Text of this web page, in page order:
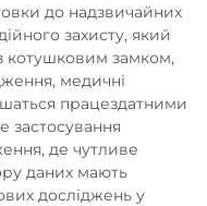
до надзвичайних
захисту, який
котушковим замком,
медичні
працездатними
застосування
де чутливе
даних мають
досліджень у